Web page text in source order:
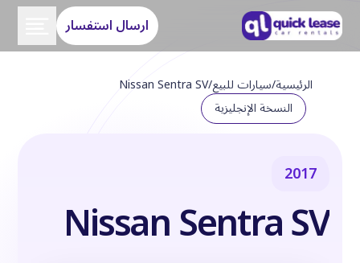
ارسال استفسار
الرئيسية/سيارات للبيع/
Nissan Sentra SV
النسخة الإنجليزية
2017
Nissan Sentra SV